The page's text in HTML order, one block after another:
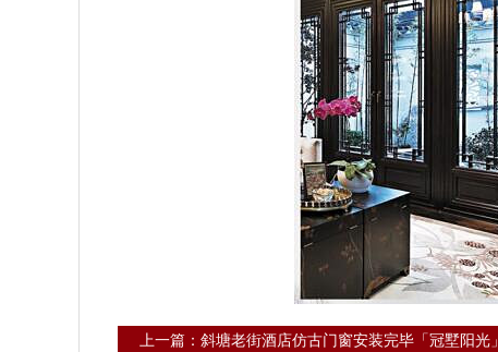
上一篇：斜塘老街酒店仿古门窗安装完毕「冠墅阳光」